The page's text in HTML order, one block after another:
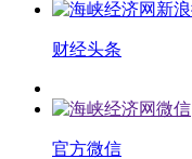
财经头条
官方微信